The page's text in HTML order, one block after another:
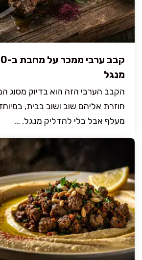
מנגל
הקבב הערבי הזה הוא בדיוק מסוג
חוזרת אליהם שוב ושוב בבית,
מעלף אבל בלי להדליק מנגל. ...